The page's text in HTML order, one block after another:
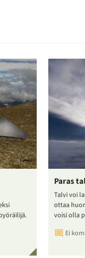
Paras
Talvi voi
ottaa
voisi olla
Ei